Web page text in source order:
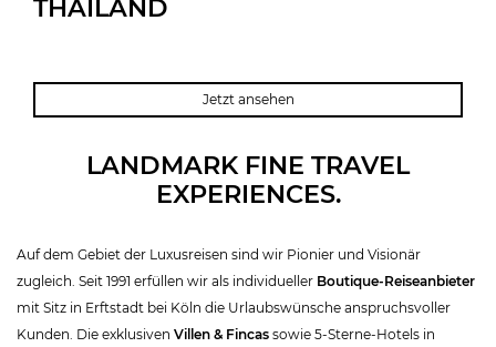
THAILAND
Jetzt ansehen
LANDMARK FINE TRAVEL
EXPERIENCES.
Auf dem Gebiet der Luxusreisen sind wir Pionier und Visionär
zugleich. Seit 1991 erfüllen wir als individueller Boutique-Reiseanbieter
mit Sitz in Erftstadt bei Köln die Urlaubswünsche anspruchsvoller
Kunden. Die exklusiven Villen & Fincas sowie 5-Sterne-Hotels in